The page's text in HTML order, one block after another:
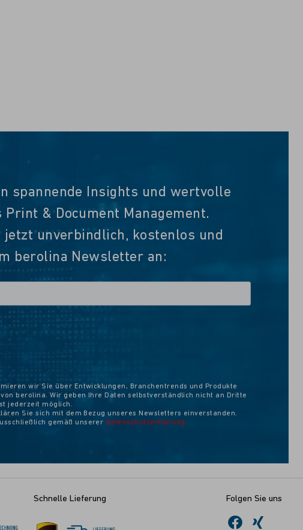
spannende Insights und wertvolle
Print & Document Management.
jetzt unverbindlich, kostenlos und
berolina Newsletter an:
wir Sie über Entwicklungen, Branchentrends und Produkte
berolina. Wir geben Ihre Daten selbstverständlich nicht an Dritte
jederzeit möglich.
Sie sich mit dem Bezug unseres Newsletters einverstanden.
gemäß unserer Datenschutzerklärung
Schnelle Lieferung Folgen Sie uns